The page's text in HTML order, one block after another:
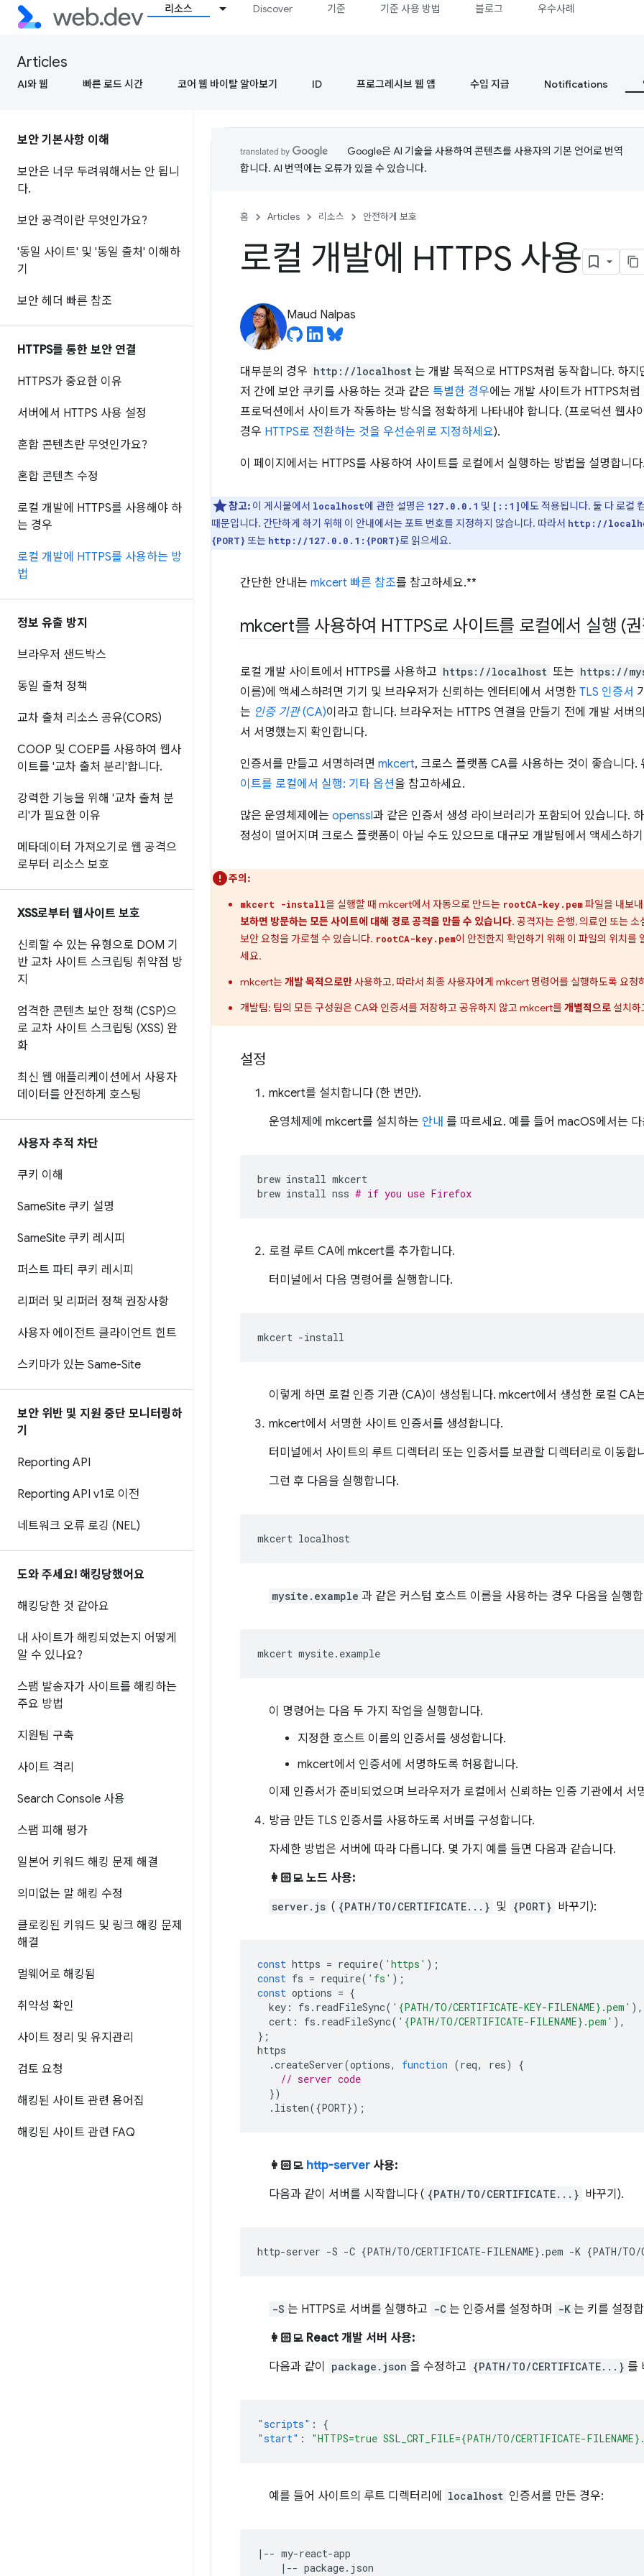
리소스 Discover 기준 기준 사용 방법 블로그 우수사례
Articles
AI와 웹 빠른 로드 시간 코어 웹 바이탈 알아보기 ID 프로그레시브 웹 앱 수입 지급 Notifications
보안 기본사항 이해
보안은 너무 두려워해서는 안 됩니
다.
보안 공격이란 무엇인가요?
'동일 사이트' 및 '동일 출처' 이해하
기
보안 헤더 빠른 참조
HTTPS를 통한 보안 연결
HTTPS가 중요한 이유
서버에서 HTTPS 사용 설정
혼합 콘텐츠란 무엇인가요?
혼합 콘텐츠 수정
로컬 개발에 HTTPS를 사용해야 하
는 경우
로컬 개발에 HTTPS를 사용하는 방
법
정보 유출 방지
브라우저 샌드박스
동일 출처 정책
교차 출처 리소스 공유(CORS)
COOP 및 COEP를 사용하여 웹사
이트를 '교차 출처 분리'합니다.
강력한 기능을 위해 '교차 출처 분
리'가 필요한 이유
메타데이터 가져오기로 웹 공격으
로부터 리소스 보호
XSS로부터 웹사이트 보호
신뢰할 수 있는 유형으로 DOM 기
반 교차 사이트 스크립팅 취약점 방
지
엄격한 콘텐츠 보안 정책 (CSP)으
로 교차 사이트 스크립팅 (XSS) 완
화
최신 웹 애플리케이션에서 사용자
데이터를 안전하게 호스팅
사용자 추적 차단
쿠키 이해
SameSite 쿠키 설명
SameSite 쿠키 레시피
퍼스트 파티 쿠키 레시피
리퍼러 및 리퍼러 정책 권장사항
사용자 에이전트 클라이언트 힌트
스키마가 있는 Same-Site
보안 위반 및 지원 중단 모니터링하
기
Reporting API
Reporting API v1로 이전
네트워크 오류 로깅 (NEL)
도와 주세요! 해킹당했어요
해킹당한 것 같아요
내 사이트가 해킹되었는지 어떻게
알 수 있나요?
스팸 발송자가 사이트를 해킹하는
주요 방법
지원팀 구축
사이트 격리
Search Console 사용
스팸 피해 평가
일본어 키워드 해킹 문제 해결
의미없는 말 해킹 수정
클로킹된 키워드 및 링크 해킹 문제
해결
멀웨어로 해킹됨
취약성 확인
사이트 정리 및 유지관리
검토 요청
해킹된 사이트 관련 용어집
해킹된 사이트 관련 FAQ
Google은 AI 기술을 사용하여 콘텐츠를 사용자의 기본 언어로 번역
합니다. AI 번역에는 오류가 있을 수 있습니다.
홈 Articles 리소스 안전하게 보호
로컬 개발에 HTTPS 사용
Maud Nalpas
대부분의 경우 http://localhost 는 개발 목적으로 HTTPS처럼 동작합니다. 하
저 간에 보안 쿠키를 사용하는 것과 같은 특별한 경우에는 개발 사이트가 HTTPS처
프로덕션에서 사이트가 작동하는 방식을 정확하게 나타내야 합니다. (프로덕션 웹사
경우 HTTPS로 전환하는 것을 우선순위로 지정하세요).
이 페이지에서는 HTTPS를 사용하여 사이트를 로컬에서 실행하는 방법을 설명합니다.
참고: 이 게시물에서 localhost에 관한 설명은 127.0.0.1 및 [::1]에도 적용됩니다. 둘 다 로컬
때문입니다. 간단하게 하기 위해 이 안내에서는 포트 번호를 지정하지 않습니다. 따라서 http://
{PORT} 또는 http://127.0.0.1:{PORT}로 읽으세요.
간단한 안내는 mkcert 빠른 참조를 참고하세요.**
mkcert를 사용하여 HTTPS로 사이트를 로컬에서 실행 (
로컬 개발 사이트에서 HTTPS를 사용하고 https://localhost 또는 https://
이름)에 액세스하려면 기기 및 브라우저가 신뢰하는 엔터티에서 서명한 TLS 인증서
는 인증 기관(CA)이라고 합니다. 브라우저는 HTTPS 연결을 만들기 전에 개발 서버
서 서명했는지 확인합니다.
인증서를 만들고 서명하려면 mkcert, 크로스 플랫폼 CA를 사용하는 것이 좋습니다.
이트를 로컬에서 실행: 기타 옵션을 참고하세요.
많은 운영체제에는 openssl과 같은 인증서 생성 라이브러리가 포함되어 있습니다.
정성이 떨어지며 크로스 플랫폼이 아닐 수도 있으므로 대규모 개발팀에서 액세스하
주의:
mkcert -install을 실행할 때 mkcert에서 자동으로 만드는 rootCA-key.pem파일을 내보
보하면 방문하는 모든 사이트에 대해 경로 공격을 만들 수 있습니다. 공격자는 은행, 의료인 또는
보안 요청을 가로챌 수 있습니다. rootCA-key.pem이 안전한지 확인하기 위해 이 파일의 위치를
세요.
mkcert는개발 목적으로만사용하고, 따라서 최종 사용자에게 mkcert 명령어를 실행하도록 요청
개발팀: 팀의 모든 구성원은 CA와 인증서를 저장하고 공유하지 않고 mkcert를개별적으로 설치하
설정
mkcert를 설치합니다 (한 번만).
운영체제에 mkcert를 설치하는 안내 를 따르세요. 예를 들어 macOS에서는
brew install mkcert
brew install nss # if you use Firefox
로컬 루트 CA에 mkcert를 추가합니다.
터미널에서 다음 명령어를 실행합니다.
mkcert
이렇게 하면 로컬 인증 기관 (CA)이 생성됩니다. mkcert에서 생성한 로컬 CA
mkcert에서 서명한 사이트 인증서를 생성합니다.
터미널에서 사이트의 루트 디렉터리 또는 인증서를 보관할 디렉터리로 이동합
그런 후 다음을 실행합니다.
mkcert
mysite.example 과 같은 커스텀 호스트 이름을 사용하는 경우 다음을 실행
mkcert
이 명령어는 다음 두 가지 작업을 실행합니다.
지정한 호스트 이름의 인증서를 생성합니다.
mkcert에서 인증서에 서명하도록 허용합니다.
이제 인증서가 준비되었으며 브라우저가 로컬에서 신뢰하는 인증 기관에서 서
방금 만든 TLS 인증서를 사용하도록 서버를 구성합니다.
자세한 방법은 서버에 따라 다릅니다. 몇 가지 예를 들면 다음과 같습니다.
👩🏻‍💻 노드 사용:
server.js ( {PATH/TO/CERTIFICATE...} 및 {PORT} 바꾸기):
const https = require( 'https' );
const fs = require( 'fs' );
const options = {
key : fs . readFileSync( '{PATH/TO/CERTIFICATE-KEY-FILENAME}.pem' ),
cert : fs . readFileSync( '{PATH/TO/CERTIFICATE-FILENAME}.pem' ),
};
https
.createServer(options, function (req, res)
{
// server code
})
. listen({PORT});
👩🏻‍💻 http-server 사용:
다음과 같이 서버를 시작합니다 ( {PATH/TO/CERTIFICATE...} 바꾸기).
http-server -S -C {PATH/TO/CERTIFICATE-FILENAME} .pem -K {PATH/TO/
-S 는 HTTPS로 서버를 실행하고 -C 는 인증서를 설정하며 -K 는 키를 설정
👩🏻‍💻 React 개발 서버 사용:
다음과 같이
package.json 을 수정하고 {PATH/TO/CERTIFICATE...} 를
"scripts" :
{
"start" : "HTTPS=true SSL_CRT_FILE={PATH/TO/CERTIFICATE-
예를 들어 사이트의 루트 디렉터리에 localhost 인증서를 만든 경우:
|-- my-react-app
    |-- package.json